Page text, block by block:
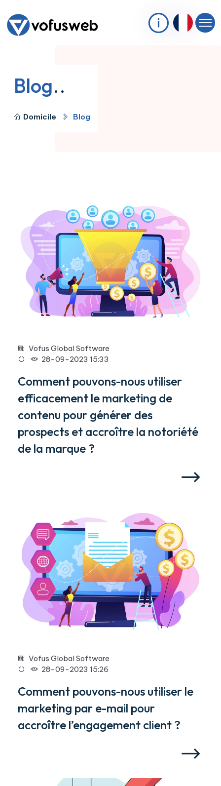
Blog..
Domicile Blog
Vofus Global Software
28-09-2023 15:33
Comment pouvons-nous utiliser
efficacement le marketing de
contenu pour générer des
prospects et accroître la notoriété
de la marque ?
Vofus Global Software
28-09-2023 15:26
Comment pouvons-nous utiliser le
marketing par e-mail pour
accroître l’engagement client ?